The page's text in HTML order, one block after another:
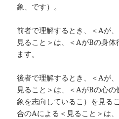
象、です）。
前者で理解するとき、＜Aが
見ること＞は、＜AがBの身
ます。
後者で理解するとき、＜Aが
見ること＞は、＜AがBの心
象を志向しているこ）を見る
合のAによる＜見ること＞は